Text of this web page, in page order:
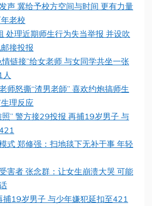
声 冀给予校方空间与时间 更有力量
老校
处理近期师生行为失当举报 并设吹
接投报
链接”给女老师 与女同学共坐一张
师怒撕“渣男老師” 喜欢约炮搞师生
理反应
” 警方接29投报 再捕19岁男子 与
式 郑修强：扫地毯下无补于事 年轻
害者 张念群：让女生崩溃大哭 可能
19岁男子 与少年嫌犯延扣至421